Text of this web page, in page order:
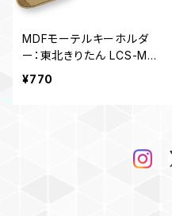
MDFモーテルキーホルダ
ー：東北きりたん LCS-MD-
KE01KT01
¥770